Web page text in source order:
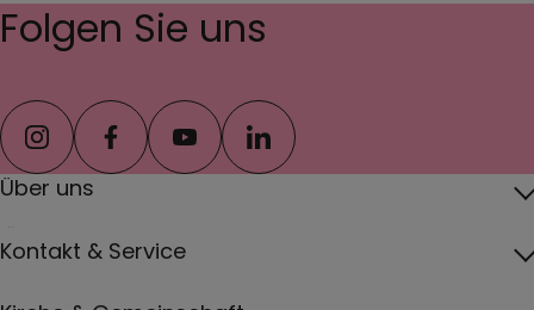
Folgen Sie uns
instagramfacebookyoutubelinkedin
Über uns
Kontakt & Service